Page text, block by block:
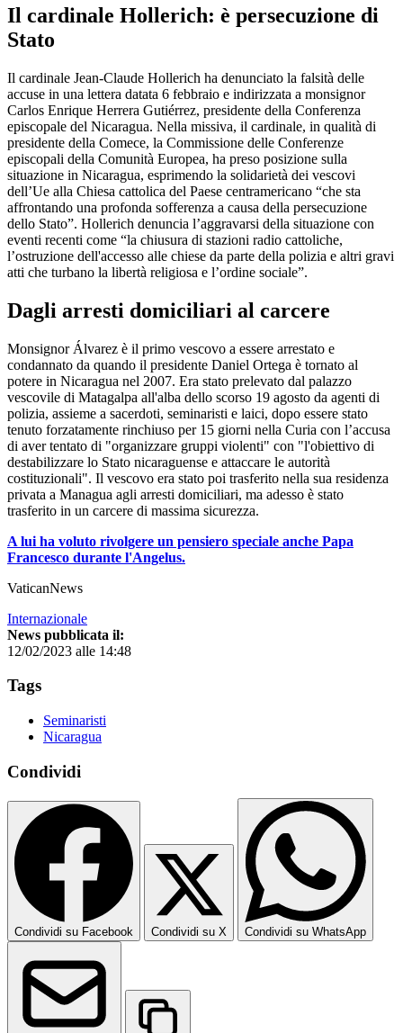
Il cardinale Hollerich: è persecuzione di
Stato
Il cardinale Jean-Claude Hollerich ha denunciato la falsità delle
accuse in una lettera datata 6 febbraio e indirizzata a monsignor
Carlos Enrique Herrera Gutiérrez, presidente della Conferenza
episcopale del Nicaragua. Nella missiva, il cardinale, in qualità di
presidente della Comece, la Commissione delle Conferenze
episcopali della Comunità Europea, ha preso posizione sulla
situazione in Nicaragua, esprimendo la solidarietà dei vescovi
dell’Ue alla Chiesa cattolica del Paese centramericano “che sta
affrontando una profonda sofferenza a causa della persecuzione
dello Stato”. Hollerich denuncia l’aggravarsi della situazione con
eventi recenti come “la chiusura di stazioni radio cattoliche,
l’ostruzione dell'accesso alle chiese da parte della polizia e altri gravi
atti che turbano la libertà religiosa e l’ordine sociale”.
Dagli arresti domiciliari al carcere
Monsignor Álvarez è il primo vescovo a essere arrestato e
condannato da quando il presidente Daniel Ortega è tornato al
potere in Nicaragua nel 2007. Era stato prelevato dal palazzo
vescovile di Matagalpa all'alba dello scorso 19 agosto da agenti di
polizia, assieme a sacerdoti, seminaristi e laici, dopo essere stato
tenuto forzatamente rinchiuso per 15 giorni nella Curia con l’accusa
di aver tentato di "organizzare gruppi violenti" con "l'obiettivo di
destabilizzare lo Stato nicaraguense e attaccare le autorità
costituzionali". Il vescovo era stato poi trasferito nella sua residenza
privata a Managua agli arresti domiciliari, ma adesso è stato
trasferito in un carcere di massima sicurezza.
A lui ha voluto rivolgere un pensiero speciale anche Papa
Francesco durante l'Angelus.
VaticanNews
Internazionale
News pubblicata il:
12/02/2023 alle 14:48
Tags
Seminaristi
Nicaragua
Condividi
Condividi su Facebook Condividi su X Condividi su WhatsApp